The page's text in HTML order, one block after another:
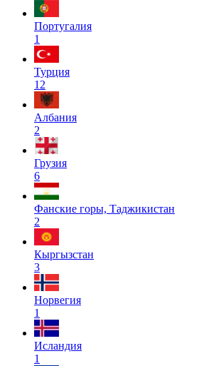
Португалия
1
Турция
12
Албания
2
Грузия
6
Фанские горы, Таджикистан
2
Кыргызстан
3
Норвегия
1
Исландия
1